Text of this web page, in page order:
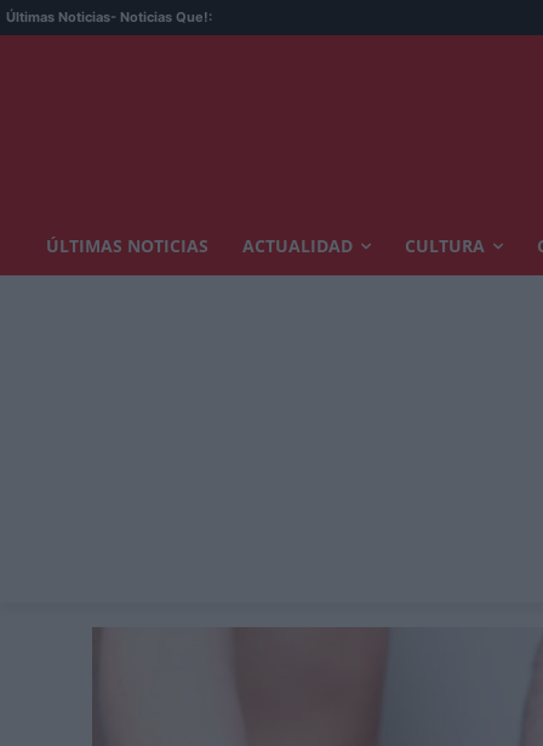
Últimas Noticias- Noticias Que!:
ÚLTIMAS NOTICIAS ACTUALIDAD CULTURA